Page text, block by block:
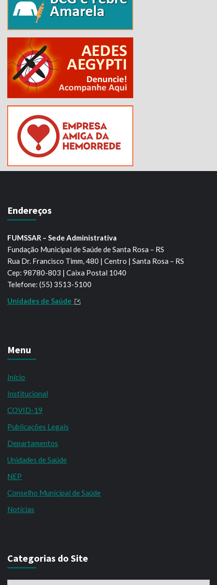
Endereços
FUMSSAR – Sede Administrativa
Fundação Municipal de Saúde de Santa Rosa – RS
Rua Dr. Francisco Timm, 480 | Centro | Santa Rosa – RS
Cep: 98780-803 | Caixa Postal 1040
Telefone: (55) 3513-5100
Unidades de Saúde
Menu
Início
Institucional
COVID-19
Publicações Legais
Departamentos
Unidades de Saúde
NEP
Conselho Municipal de Saúde
Notícias
Categorias do Site